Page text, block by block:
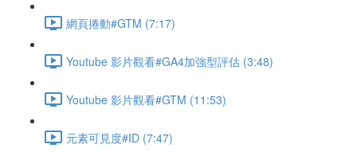
網頁捲動#GTM (7:17)
Youtube 影片觀看#GA4加強型評估 (3:48)
Youtube 影片觀看#GTM (11:53)
元素可見度#ID (7:47)